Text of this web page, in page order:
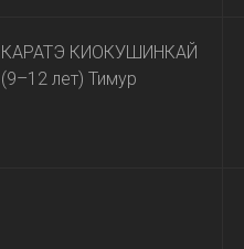
КАРАТЭ КИОКУШИНКАЙ
(9–12 лет) Тимур